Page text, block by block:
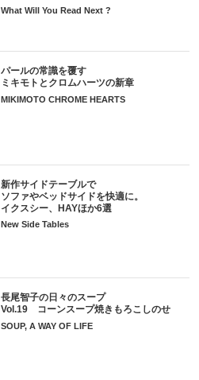
What Will You Read Next ?
パールの常識を覆す
ミキモトとクロムハーツの新章
MIKIMOTO CHROME HEARTS
新作サイドテーブルで
ソファやベッドサイドを快適に。
イクスシー、HAYほか6選
New Side Tables
長尾智子の日々のスープ
Vol.19 コーンスープ焼きもろこしのせ
SOUP, A WAY OF LIFE